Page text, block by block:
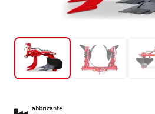
Fabbricante